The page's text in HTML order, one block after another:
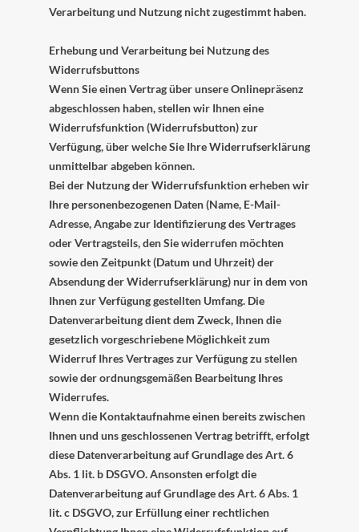
Verarbeitung und Nutzung nicht zugestimmt haben.
Erhebung und Verarbeitung bei Nutzung des
Widerrufsbuttons
Wenn Sie einen Vertrag über unsere Onlinepräsenz
abgeschlossen haben, stellen wir Ihnen eine
Widerrufsfunktion (Widerrufsbutton) zur
Verfügung, über welche Sie Ihre Widerrufserklärung
unmittelbar abgeben können.
Bei der Nutzung der Widerrufsfunktion erheben wir
Ihre personenbezogenen Daten (Name, E-Mail-
Adresse, Angabe zur Identifizierung des Vertrages
oder Vertragsteils, den Sie widerrufen möchten
sowie den Zeitpunkt (Datum und Uhrzeit) der
Absendung der Widerrufserklärung) nur in dem von
Ihnen zur Verfügung gestellten Umfang. Die
Datenverarbeitung dient dem Zweck, Ihnen die
gesetzlich vorgeschriebene Möglichkeit zum
Widerruf Ihres Vertrages zur Verfügung zu stellen
sowie der ordnungsgemäßen Bearbeitung Ihres
Widerrufes.
Wenn die Kontaktaufnahme einen bereits zwischen
Ihnen und uns geschlossenen Vertrag betrifft, erfolgt
diese Datenverarbeitung auf Grundlage des Art. 6
Abs. 1 lit. b DSGVO. Ansonsten erfolgt die
Datenverarbeitung auf Grundlage des Art. 6 Abs. 1
lit. c DSGVO, zur Erfüllung einer rechtlichen